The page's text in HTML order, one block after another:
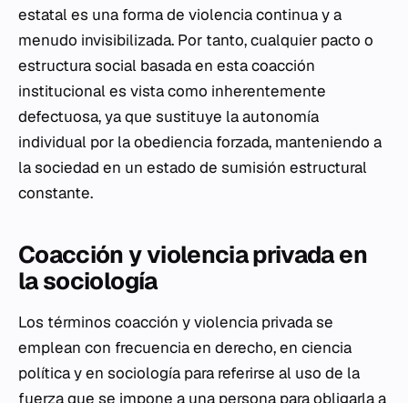
estatal es una forma de violencia continua y a
menudo invisibilizada. Por tanto, cualquier pacto o
estructura social basada en esta coacción
institucional es vista como inherentemente
defectuosa, ya que sustituye la autonomía
individual por la obediencia forzada, manteniendo a
la sociedad en un estado de sumisión estructural
constante.
Coacción y violencia privada en
la sociología
Los términos coacción y violencia privada se
emplean con frecuencia en derecho, en ciencia
política y en sociología para referirse al uso de la
fuerza que se impone a una persona para obligarla a